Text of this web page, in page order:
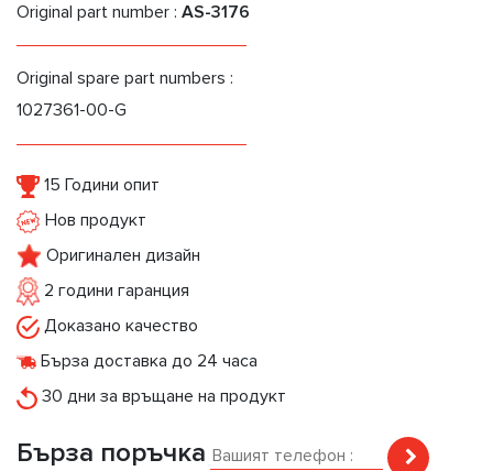
Original part number : AS-3176
Original spare part numbers :
1027361-00-G
15 Години опит
Нов продукт
Оригинален дизайн
2 години гаранция
Доказано качество
Бърза доставка до 24 часа
30 дни за връщане на продукт
Бърза поръчка